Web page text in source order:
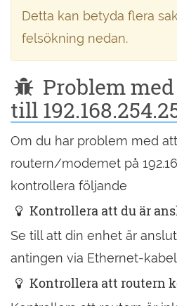
Detta kan betyda flera
felsökning nedan.
Problem
till
Om du har problem med
routern/modemet på
kontrollera följande
Kontrollera att du är
Se till att din enhet är
antingen via Ethernet-
Kontrollera att routern